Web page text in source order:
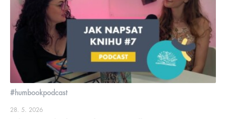
#humbookpodcast
28. 5. 2026